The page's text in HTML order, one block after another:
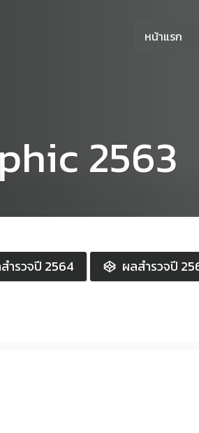
หน้าแรก
2563
ำรวจปี 2564 ผลสำรวจปี